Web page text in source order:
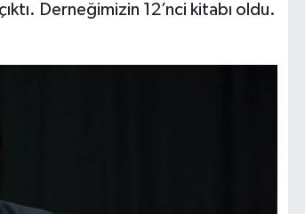
Derneğimizin 12’nci kitabı oldu.